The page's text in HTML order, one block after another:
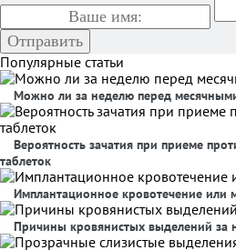
Популярные статьи
Можно ли за неделю перед
Вероятность зачатия при приеме
таблеток
Имплантационное кровотечение или
Причины кровянистых выделений за